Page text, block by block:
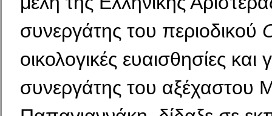
συνεργάτης του περιοδικού
οικολογικές ευαισθησίες και
συνεργάτης του αξέχαστου